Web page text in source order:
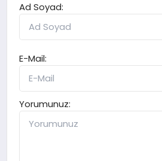
Ad Soyad:
E-Mail:
Yorumunuz: